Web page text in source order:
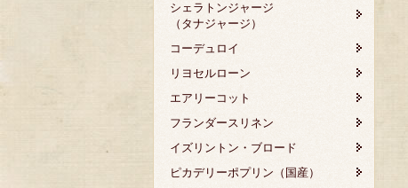
シェラトンジャージ
（タナジャージ）
コーデュロイ
リヨセルローン
エアリーコット
フランダースリネン
イズリントン・ブロード
ピカデリーポプリン（国産）